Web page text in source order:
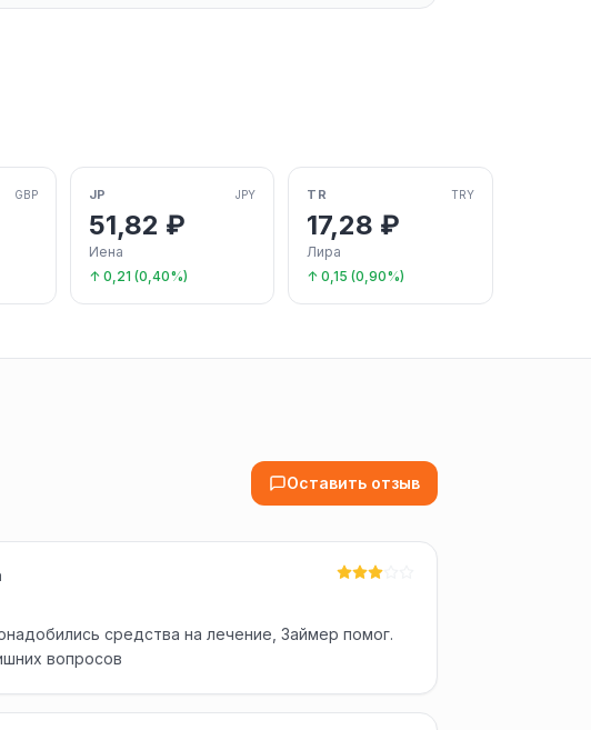
GBP JP JPY
51,82 ₽
Иена
↑ 0,21 (0,40%)
TR TRY
17,28 ₽
Лира
↑ 0,15 (0,90%)
Оставить отзыв
средства на лечение, Займер помог.
вопросов